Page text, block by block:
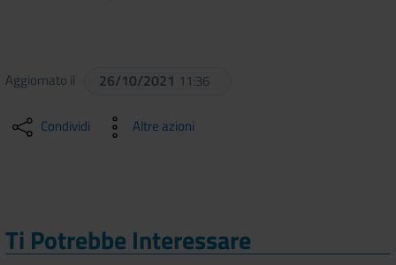
Aggiornato il 26/10/2021 11:36
Condividi Altre azioni
Ti Potrebbe Interessare